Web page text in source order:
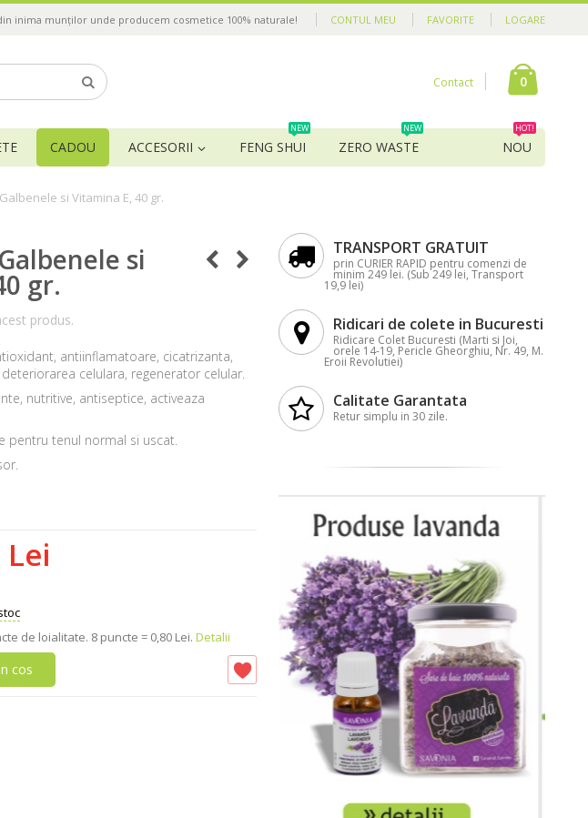
CONTUL MEU FAVORITE LOGARE
inima munților unde producem cosmetice 100% naturale!
Contact 0
CADOU ACCESORII FENG SHUI
NEW
ZERO WASTE
NEW
NOU
HOT!
si Vitamina E, 40 gr.
si
gr.
produs.
antiinflamatoare, cicatrizanta,
celulara, regenerator celular.
nutritive, antiseptice, activeaza
pentru tenul normal si uscat.
de loialitate. 8 puncte = 0,80 Lei. Detalii
cos
TRANSPORT GRATUIT
prin CURIER RAPID pentru comenzi de
minim 249 lei. (Sub 249 lei, Transport
19,9 lei)
Ridicari de colete in Bucuresti
Ridicare Colet Bucuresti (Marti si Joi,
orele 14-19, Pericle Gheorghiu, Nr. 49, M.
Eroii Revolutiei)
Calitate Garantata
Retur simplu in 30 zile.